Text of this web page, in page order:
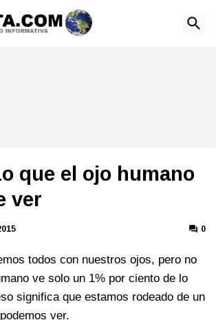
que el ojo humano
ver
0
todos con nuestros ojos, pero no
ve solo un 1% por ciento de lo
significa que estamos rodeado de un
ver.